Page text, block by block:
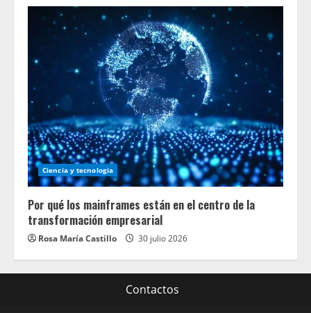
Ciencia y tecnologia
Por qué los mainframes están en el centro de la
transformación empresarial
Rosa María Castillo 30 julio 2026
Contactos